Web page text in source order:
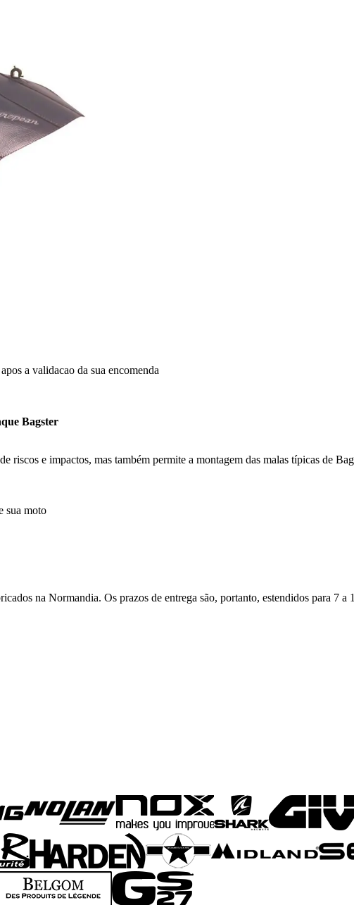
a validacao da sua encomenda
Bagster
riscos e impactos, mas também permite a montagem das malas típicas de
sua moto
na Normandia. Os prazos de entrega são, portanto, estendidos para 7